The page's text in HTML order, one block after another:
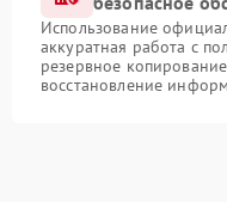
Использование
аккуратная работа с
резервное
восстановление